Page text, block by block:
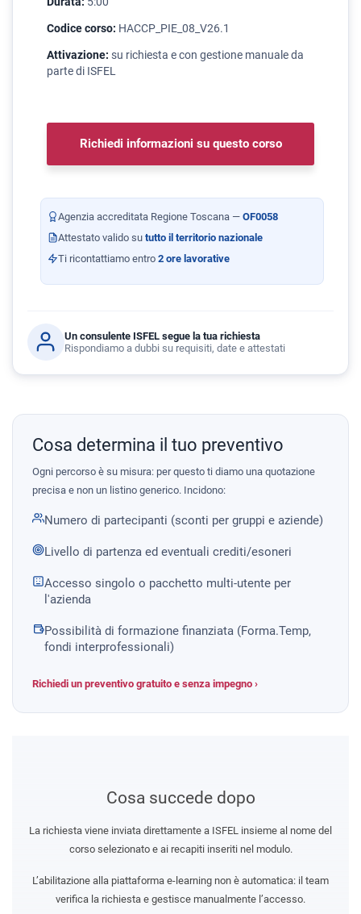
Codice corso: HACCP_PIE_08_V26.1
Attivazione: su richiesta e con gestione manuale da
parte di ISFEL
Richiedi informazioni su questo corso
Agenzia accreditata Regione Toscana — OF0058
Attestato valido su tutto il territorio nazionale
Ti ricontattiamo entro 2 ore lavorative
Un consulente ISFEL segue la tua richiesta
Rispondiamo a dubbi su requisiti, date e attestati
Cosa determina il tuo preventivo
Ogni percorso è su misura: per questo ti diamo una quotazione
precisa e non un listino generico. Incidono:
Numero di partecipanti (sconti per gruppi e aziende)
Livello di partenza ed eventuali crediti/esoneri
Accesso singolo o pacchetto multi-utente per
l'azienda
Possibilità di formazione finanziata (Forma.Temp,
fondi interprofessionali)
Richiedi un preventivo gratuito e senza impegno ›
Cosa succede dopo
La richiesta viene inviata direttamente a ISFEL insieme al nome del
corso selezionato e ai recapiti inseriti nel modulo.
L’abilitazione alla piattaforma e-learning non è automatica: il team
verifica la richiesta e gestisce manualmente l’accesso.